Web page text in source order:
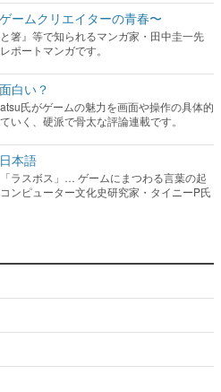
ームクリエイターの青春〜
箸』等で知られるマンガ家・田中圭一先
ポートマンガです。
白い？
氏がゲームの魅力を画面や操作の具体的
いく、硬派で骨太な評論連載です。
本語
「ラスボス」… ゲームにまつわる言葉の起
ンピューター文化史研究家・タイニーP氏